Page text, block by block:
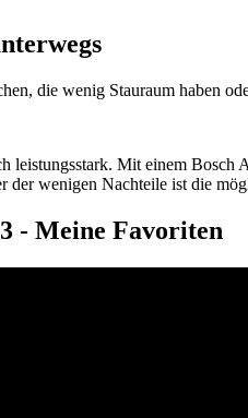
die wenig Stauraum haben
leistungsstark. Mit einem
der wenigen Nachteile ist die
- Meine Favoriten